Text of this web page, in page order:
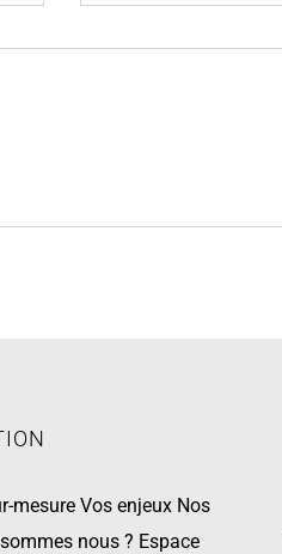
mesure Vos enjeux Nos
nous ? Espace